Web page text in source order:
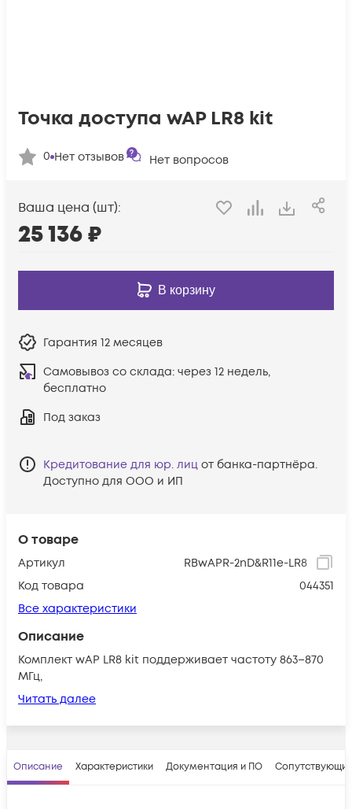
О товаре
Артикул
RBwAPR-2nD&R11e-LR8
Код товара
044351
Все характеристики
Описание
Комплект wAP LR8 kit поддерживает частоту 863–870
МГц,
Читать далее
Точка доступа wAP LR8 kit
0 Нет отзывов Нет вопросов
Ваша цена (шт):
25 136₽
В корзину
Гарантия 12 месяцев
Самовывоз со склада: через 12 недель,
бесплатно
Под заказ
Кредитование для юр. лиц от банка-партнёра.
Доступно для ООО и ИП
Описание Характеристики Документация и ПО